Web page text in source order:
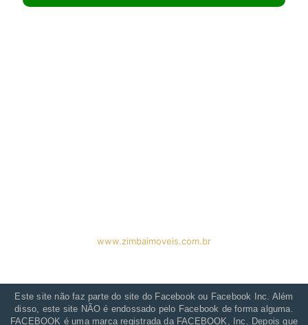
www.zimbaimoveis.com.br
Este site não faz parte do site do Facebook ou Facebook Inc. Além
disso, este site NÃO é endossado pelo Facebook de forma alguma.
FACEBOOK é uma marca registrada da FACEBOOK, Inc. Depois que